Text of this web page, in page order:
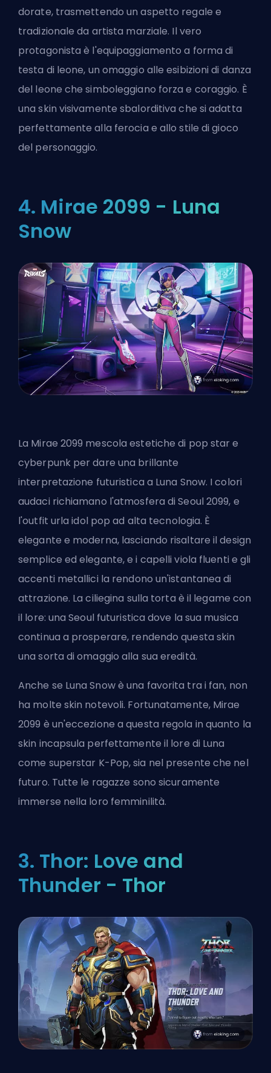
dorate, trasmettendo un aspetto regale e
tradizionale da artista marziale. Il vero
protagonista è l'equipaggiamento a forma di
testa di leone, un omaggio alle esibizioni di danza
del leone che simboleggiano forza e coraggio. È
una skin visivamente sbalorditiva che si adatta
perfettamente alla ferocia e allo stile di gioco
del personaggio.
4. Mirae 2099 - Luna
Snow
La Mirae 2099 mescola estetiche di pop star e
cyberpunk per dare una brillante
interpretazione futuristica a Luna Snow. I colori
audaci richiamano l'atmosfera di Seoul 2099, e
l'outfit urla idol pop ad alta tecnologia. È
elegante e moderna, lasciando risaltare il design
semplice ed elegante, e i capelli viola fluenti e gli
accenti metallici la rendono un'istantanea di
attrazione. La ciliegina sulla torta è il legame con
il lore: una Seoul futuristica dove la sua musica
continua a prosperare, rendendo questa skin
una sorta di omaggio alla sua eredità.
Anche se Luna Snow è una favorita tra i fan, non
ha molte skin notevoli. Fortunatamente, Mirae
2099 è un'eccezione a questa regola in quanto la
skin incapsula perfettamente il lore di Luna
come superstar K-Pop, sia nel presente che nel
futuro. Tutte le ragazze sono sicuramente
immerse nella loro femminilità.
3. Thor: Love and
Thunder - Thor